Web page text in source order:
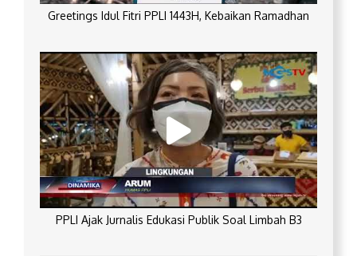
Greetings Idul Fitri PPLI 1443H, Kebaikan Ramadhan
PPLI Ajak Jurnalis Edukasi Publik Soal Limbah B3